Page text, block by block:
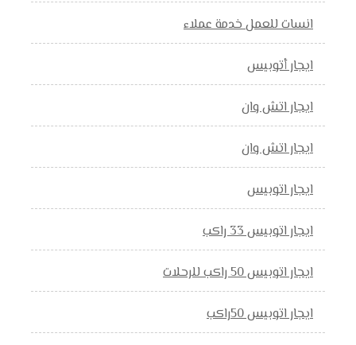
انسات للعمل خدمة عملاء
ايجار أتوبيس
ايجار اتش وان
ايجار اتش وان
ايجار اتوبيس
ايجار اتوبيس 33 راكب
ايجار اتوبيس 50 راكب للرحلات
ايجار اتوبيس 50راكب